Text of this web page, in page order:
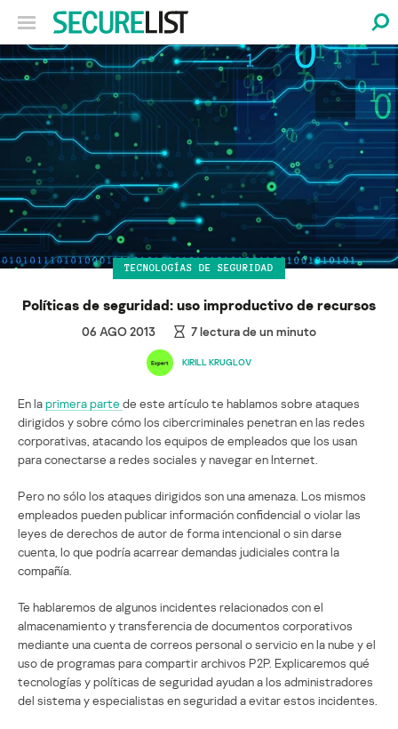
TECNOLOGÍAS DE SEGURIDAD
Políticas de seguridad: uso improductivo de recursos
06 AGO 2013 7lectura de un minuto
KIRILL KRUGLOV
En laprimera parte de este artículo te hablamos sobre ataques
dirigidos y sobre cómo los cibercriminales penetran en las redes
corporativas, atacando los equipos de empleados que los usan
para conectarse a redes sociales y navegar en Internet.
Pero no sólo los ataques dirigidos son una amenaza. Los mismos
empleados pueden publicar información confidencial o violar las
leyes de derechos de autor de forma intencional o sin darse
cuenta, lo que podría acarrear demandas judiciales contra la
compañía.
Te hablaremos de algunos incidentes relacionados con el
almacenamiento y transferencia de documentos corporativos
mediante una cuenta de correos personal o servicio en la nube y el
uso de programas para compartir archivos P2P. Explicaremos qué
tecnologías y políticas de seguridad ayudan a los administradores
del sistema y especialistas en seguridad a evitar estos incidentes.